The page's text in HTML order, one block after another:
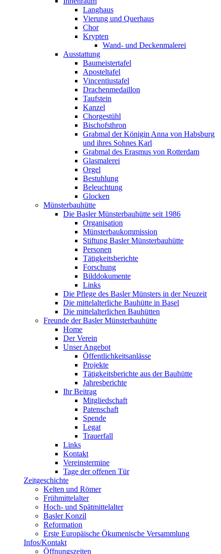
Langhaus
Vierung und Querhaus
Chor
Krypten
Wand- und Deckenmalerei
Ausstattung
Baumeistertafel
Aposteltafel
Vincentiustafel
Drachenmedaillon
Taufstein
Kanzel
Chorgestühl
Bischofsthron
Grabmal der Königin Anna von Habsburg
und ihres Sohnes Karl
Grabmal des Erasmus von Rotterdam
Glasmalerei
Orgel
Bestuhlung
Beleuchtung
Glocken
Münsterbauhütte
Die Basler Münsterbauhütte seit 1986
Organisation
Münsterbaukommission
Stiftung Basler Münsterbauhütte
Personen
Tätigkeitsberichte
Forschung
Bilddokumente
Links
Die Pflege des Basler Münsters in der Neuzeit
Die mittelalterliche Bauhütte in Basel
Die mittelalterlichen Bauhütten
Freunde der Basler Münsterbauhütte
Home
Der Verein
Unser Angebot
Öffentlichkeitsanlässe
Projekte
Tätigkeitsberichte aus der Bauhütte
Jahresberichte
Ihr Beitrag
Mitgliedschaft
Patenschaft
Spende
Legat
Trauerfall
Links
Kontakt
Vereinstermine
Tage der offenen Tür
Zeitgeschichte
Kelten und Römer
Frühmittelalter
Hoch- und Spätmittelalter
Basler Konzil
Reformation
Erste Europäische Ökumenische Versammlung
Infos/Kontakt
Öffnungszeiten